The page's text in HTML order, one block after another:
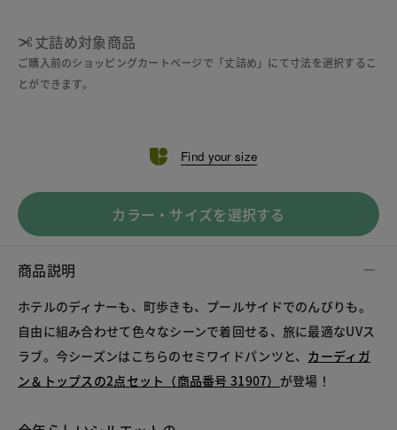
丈詰め対象商品
ご購入前のショッピングカートページで「丈詰め」にて寸法を選択するこ
とができます。
Find your size
カラー・サイズを選択する
商品説明
ホテルのディナーも、町歩きも、プールサイドでのんびりも。
自由に組み合わせて色々なシーンで着回せる、旅に最適なUVス
ラブ。今シーズンはこちらのセミワイドパンツと、 カーディガ
ン＆トップスの2点セット（商品番号 31907） が登場！